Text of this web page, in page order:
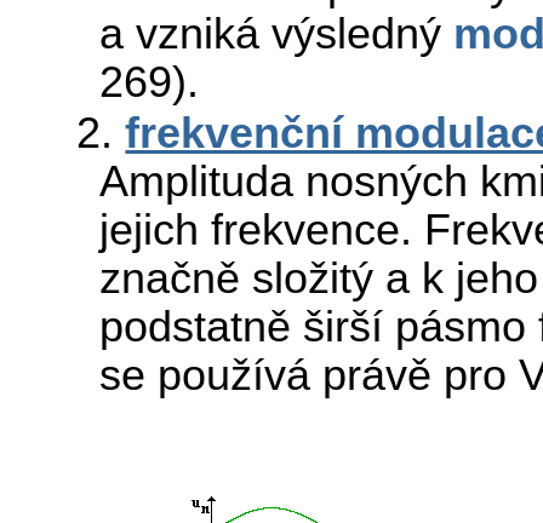
a vzniká výsledný
269).
2.frekvenční
Amplituda nosných
jejich frekvence.
značně složitý a k
podstatně širší
se používá právě pro